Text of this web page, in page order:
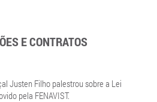
E CONTRATOS
Justen Filho palestrou sobre a Lei
pela FENAVIST.